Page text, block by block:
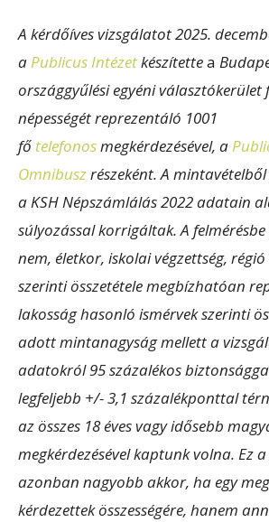
A kérdőíves vizsgálatot 2025.
aPublicus Intézetkészítettea
országgyűlési egyéni választókerület
népességét reprezentáló 1001
fő telefonosmegkérdezésével, a
Omnibuszrészeként. A
a KSH Népszámlálás 2022 adatain
súlyozással korrigáltak. A
nem, életkor, iskolai végzettség,
szerinti összetétele megbízhatóan
lakosság hasonló ismérvek szerinti
adott mintanagyság mellett a
adatokról 95 százalékos
legfeljebb +/- 3,1 százalékponttal
az összes 18 éves vagy idősebb
megkérdezésével kaptunk volna. Ez
azonban nagyobb akkor, ha egy
kérdezettek összességére, hanem